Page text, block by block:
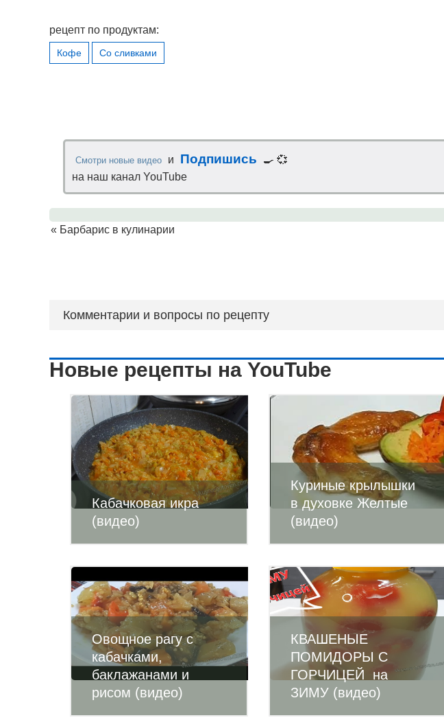
рецепт по продуктам:
Кофе Со сливками
Смотри новые видео и Подпишись
🍳 💞
на наш канал YouTube
« Барбарис в кулинарии
Комментарии и вопросы по рецепту
Новые рецепты на YouTube
Кабачковая икра
(видео)
Куриные крылышки
в духовке Желтые
(видео)
Овощное рагу с
кабачками,
баклажанами и
рисом (видео)
КВАШЕНЫЕ
ПОМИДОРЫ С
ГОРЧИЦЕЙ на
ЗИМУ (видео)